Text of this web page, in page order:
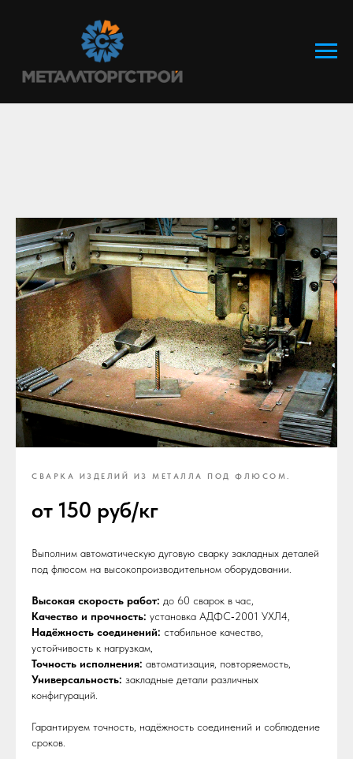
СВАРКА ИЗДЕЛИЙ ИЗ МЕТАЛЛА ПОД ФЛЮСОМ.
от 150 руб/кг
Выполним автоматическую дуговую сварку закладных деталей
под флюсом на высокопроизводительном оборудовании.
Высокая скорость работ: до 60 сварок в час,
Качество и прочность: установка АДФС‑2001 УХЛ4,
Надёжность соединений: стабильное качество,
устойчивость к нагрузкам,
Точность исполнения: автоматизация, повторяемость,
Универсальность: закладные детали различных
конфигураций.
Гарантируем точность, надёжность соединений и соблюдение
сроков.